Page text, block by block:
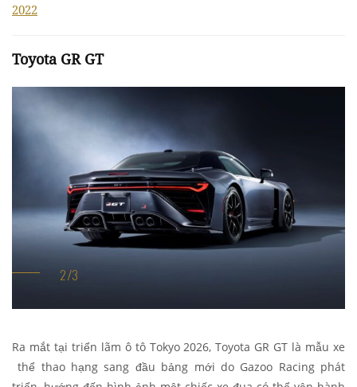
2022
Toyota GR GT
Ra mắt tại triển lãm ô tô Tokyo 2026, Toyota GR GT là mẫu xe
thể thao hạng sang đầu bảng mới do Gazoo Racing phát